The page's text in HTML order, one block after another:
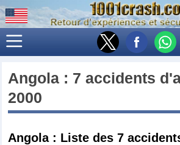
Angola : 7 accidents
2000
Angola : Liste des 7